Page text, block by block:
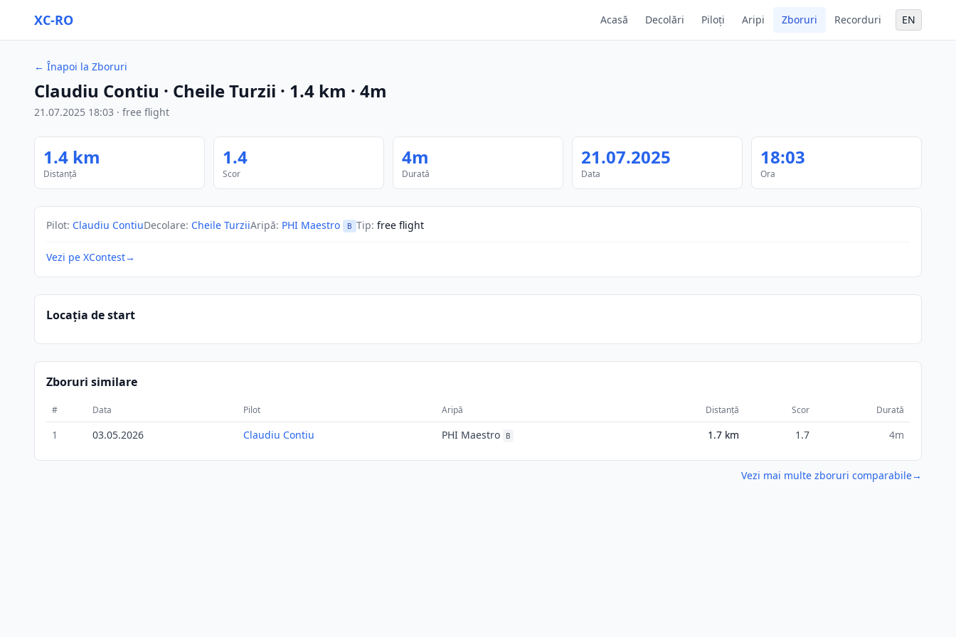
XC-RO Acasă Decolări Piloți Aripi Zboruri Recorduri EN
← Înapoi la Zboruri
Claudiu Contiu · Cheile Turzii · 1.4 km · 4m
21.07.2025 18:03 · free flight
1.4 km
Distanță
1.4
Scor
4m
Durată
21.07.2025
Data
18:03
Ora
Pilot: Claudiu ContiuDecolare: Cheile TurziiAripă: PHI Maestro B Tip: free flight
Vezi pe XContest→
Locația de start
Zboruri similare
# Data Pilot Aripă Distanță Scor Durată
1 03.05.2026 Claudiu Contiu PHI Maestro B 1.7 km 1.7 4m
Vezi mai multe zboruri comparabile→